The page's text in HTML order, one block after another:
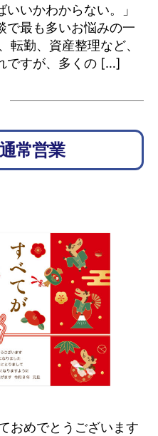
いかわからない。」
で最も多いお悩みの一
転勤、資産整理など、
ですが、多くの […]
通常営業
おめでとうございます